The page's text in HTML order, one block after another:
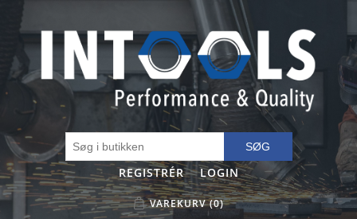
SØG
REGISTRÉR LOGIN
VAREKURV (0)